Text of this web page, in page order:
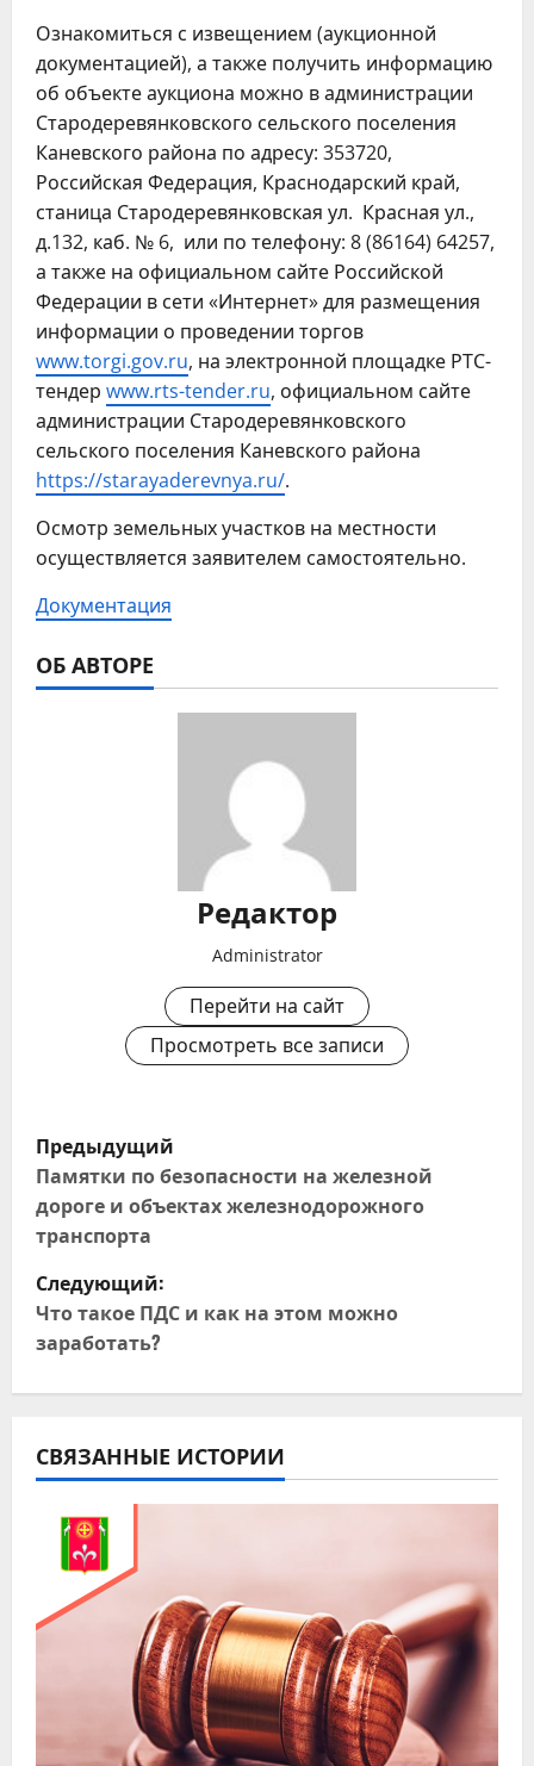
Ознакомиться с извещением (аукционной
документацией), а также получить информацию
об объекте аукциона можно в администрации
Стародеревянковского сельского поселения
Каневского района по адресу: 353720,
Российская Федерация, Краснодарский край,
станица Стародеревянковская ул. Красная ул.,
д.132, каб. № 6, или по телефону: 8 (86164) 64257,
а также на официальном сайте Российской
Федерации в сети «Интернет» для размещения
информации о проведении торгов
www.torgi.gov.ru, на электронной площадке РТС-
тендер www.rts-tender.ru, официальном сайте
администрации Стародеревянковского
сельского поселения Каневского района
https://starayaderevnya.ru/.
Осмотр земельных участков на местности
осуществляется заявителем самостоятельно.
Документация
ОБ АВТОРЕ
Редактор
Administrator
Перейти на сайт
Просмотреть все записи
Н
а
в
и
г
а
ц
и
о
з
а
Предыдущий
Памятки по безопасности на железной
дороге и объектах железнодорожного
транспорта
Следующий:
Что такое ПДС и как на этом можно
заработать?
СВЯЗАННЫЕ ИСТОРИИ